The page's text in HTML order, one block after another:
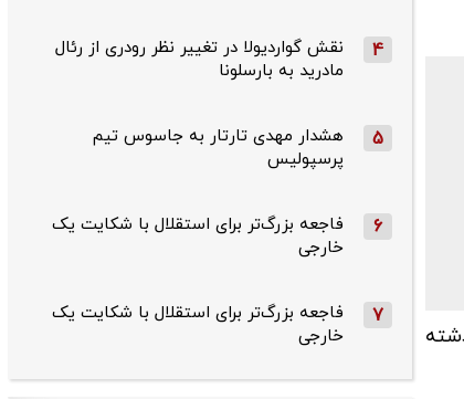
4
نقش گواردیولا در تغییر نظر رودری از رئال
مادرید به بارسلونا
5
هشدار مهدی تارتار به جاسوس تیم
پرسپولیس
6
فاجعه بزرگ‌تر برای استقلال با شکایت یک
خارجی
7
فاجعه بزرگ‌تر برای استقلال با شکایت یک
خارجی